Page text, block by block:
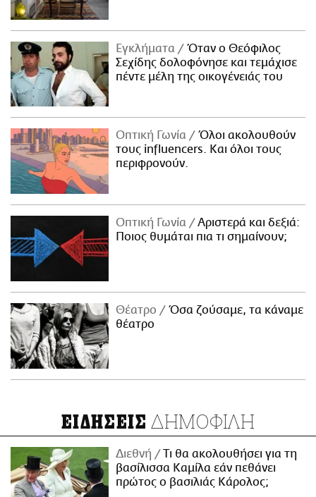
Εγκλήματα
Όταν ο Θεόφιλος
Σεχίδης δολοφόνησε και τεμάχισε
πέντε μέλη της οικογένειάς του
Οπτική Γωνία
Όλοι ακολουθούν
τους influencers. Και όλοι τους
περιφρονούν.
Οπτική Γωνία
Αριστερά και δεξιά:
Ποιος θυμάται πια τι σημαίνουν;
Θέατρο
Όσα ζούσαμε, τα κάναμε
θέατρο
ΕΙΔΗΣΕΙΣ ΔΗΜΟΦΙΛΗ
Διεθνή
Τι θα ακολουθήσει για τη
βασίλισσα Καμίλα εάν πεθάνει
πρώτος ο βασιλιάς Κάρολος;